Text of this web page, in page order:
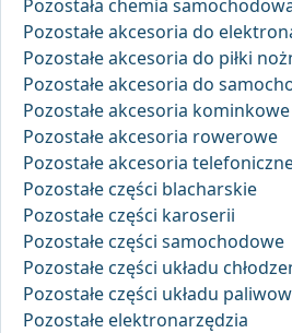
Pozostała chemia
Pozostałe akcesoria do
Pozostałe akcesoria do piłki
Pozostałe akcesoria do
Pozostałe akcesoria kominkowe
Pozostałe akcesoria rowerowe
Pozostałe akcesoria
Pozostałe części blacharskie
Pozostałe części karoserii
Pozostałe części samochodowe
Pozostałe części układu
Pozostałe części układu
Pozostałe elektronarzędzia